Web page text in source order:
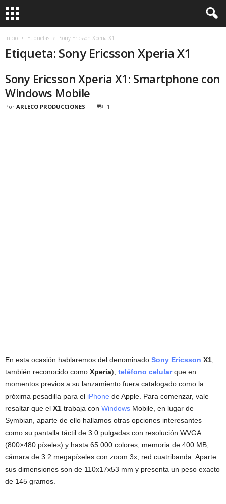
Inicio Etiquetas Sony Ericsson Xperia X1
Etiqueta: Sony Ericsson Xperia X1
Sony Ericsson Xperia X1: Smartphone con
Windows Mobile
Por ARLECO PRODUCCIONES 1
En esta ocasión hablaremos del denominado Sony Ericsson X1
también reconocido como Xperia), teléfono celularque en
momentos previos a su lanzamiento fuera catalogado como la
próxima pesadilla para el iPhone de Apple. Para comenzar, vale
resaltar que el X1 trabaja con Windows Mobile, en lugar de
Symbian, aparte de ello hallamos otras opciones interesantes
como su pantalla táctil de 3.0 pulgadas con resolución WVGA
(800×480 píxeles) y hasta 65.000 colores, memoria de 400 MB,
cámara de 3.2 megapíxeles con zoom 3x, red cuatribanda. Aparte
sus dimensiones son de 110x17x53 mm y presenta un peso exacto
de 145 gramos.